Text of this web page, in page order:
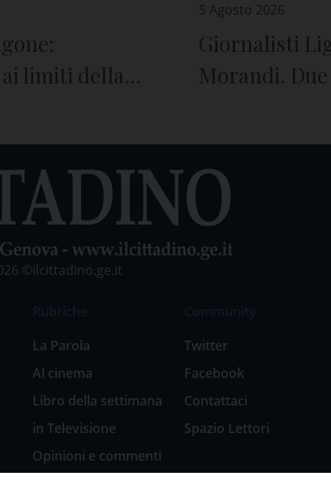
limiti della
5 Agosto 2026
Giornalisti
Morandi.
©ilcittadino.ge.it
La Parola
Al cinema
Libro della settimana
in Televisione
Opinioni e commenti
Twitter
Facebook
Contattaci
Spazio Lettori